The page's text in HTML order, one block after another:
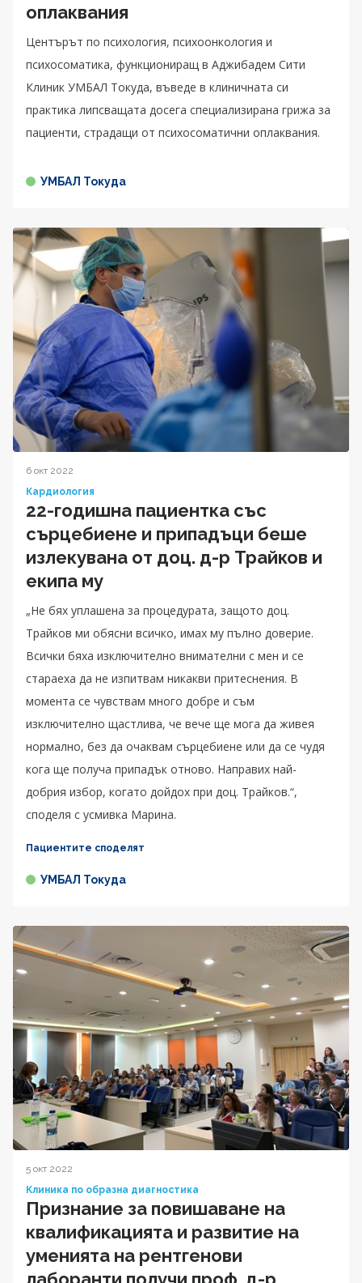
оплаквания
Центърът по психология, психоонкология и
психосоматика, функциониращ в Аджибадем Сити
Клиник УМБАЛ Токуда, въведе в клиничната си
практика липсващата досега специализирана грижа за
пациенти, страдащи от психосоматични оплаквания.
УМБАЛ Токуда
6 окт 2022
Кардиология
22-годишна пациентка със
сърцебиене и припадъци беше
излекувана от доц. д-р Трайков и
екипа му
„Не бях уплашена за процедурата, защото доц.
Трайков ми обясни всичко, имах му пълно доверие.
Всички бяха изключително внимателни с мен и се
стараеха да не изпитвам никакви притеснения. В
момента се чувствам много добре и съм
изключително щастлива, че вече ще мога да живея
нормално, без да очаквам сърцебиене или да се чудя
кога ще получа припадък отново. Направих най-
добрия избор, когато дойдох при доц. Трайков.“,
споделя с усмивка Марина.
Пациентите споделят
УМБАЛ Токуда
5 окт 2022
Клиника по образна диагностика
Признание за повишаване на
квалификацията и развитие на
уменията на рентгенови